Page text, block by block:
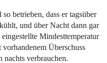
betrieben, dass er tagsüber
und über Nacht dann gar
Mindesttemperatur
Überschuss
nachts verbrauchen.